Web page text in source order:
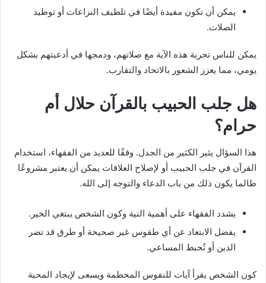
يمكن أن تكون مفيدة أيضًا في تلطيف النزاعات أو توطيد
الصلات.
يمكن للناس تجربة هذه الآية مع صلاتهم، ودمجها في أدعيتهم بشكل
يومي، مما يعزز الشعور بالاتحاد والتقارب.
هل جلب الحبيب بالقرآن حلال أم
حرام؟
هذا السؤال يثير الكثير من الجدل. وفقًا للعديد من الفقهاء، استخدام
القرآن في جلب الحبيب أو لإصلاح العلاقات يمكن أن يعتبر مشروعًا
طالما يكون ذلك من باب الدعاء والتوجه إلى الله.
يشدد الفقهاء على أهمية النية وكون الشخص يبتغي الخير.
يفضل الابتعاد عن أي طقوس غير صحيحة أو طرق قد تضر
الدين أو تُحبط المساعي.
كون الشخص يقرأ آيات للنفوس المحطمة ويسعى لإيجاد المحبة